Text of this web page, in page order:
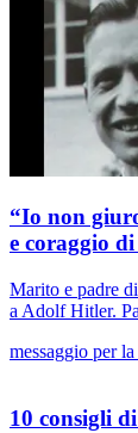
“Io non
e coraggio
Marito e padre
a Adolf Hitler.
messaggio per
10 consigli